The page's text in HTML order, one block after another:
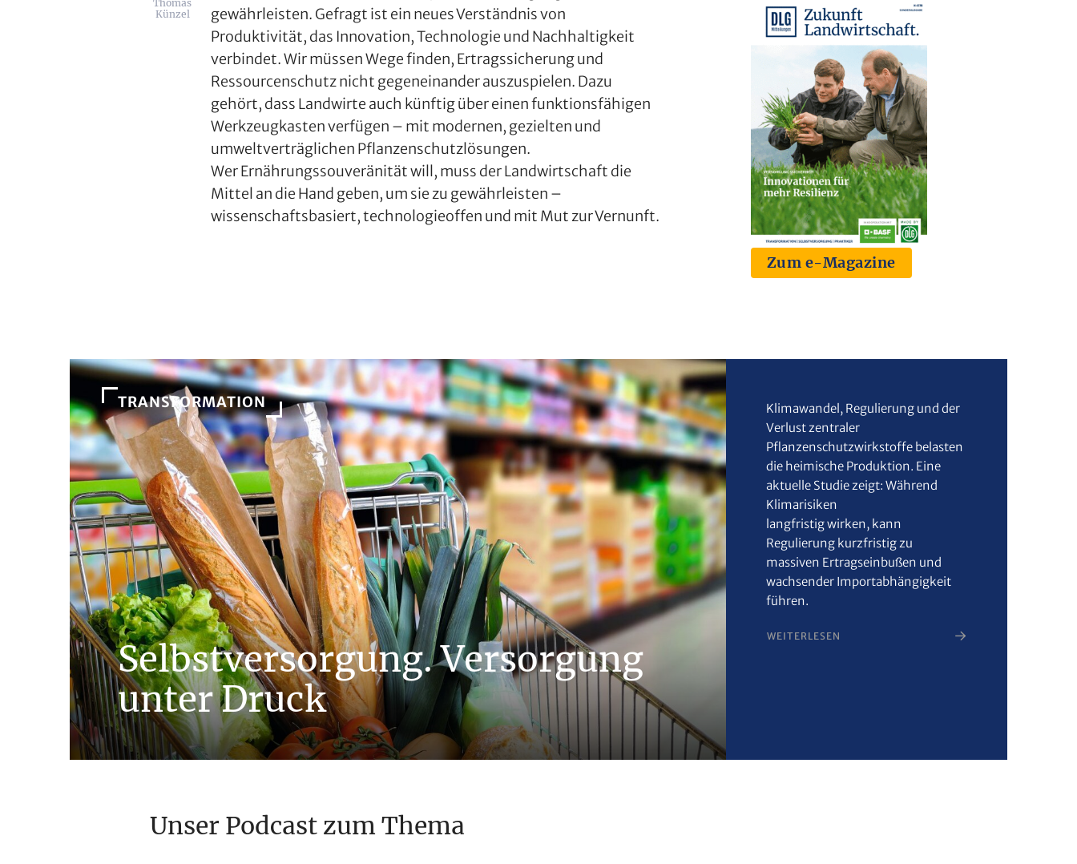
Thomas
Künzel
gewährleisten. Gefragt ist ein neues Verständnis von
Produktivität, das Innovation, Technologie und Nachhaltigkeit
verbindet. Wir müssen Wege finden, Ertragssicherung und
Ressourcenschutz nicht gegeneinander auszuspielen. Dazu
gehört, dass Landwirte auch künftig über einen funktionsfähigen
Werkzeugkasten verfügen – mit modernen, gezielten und
umweltverträglichen Pflanzenschutzlösungen.
Wer Ernährungssouveränität will, muss der Landwirtschaft die
Mittel an die Hand geben, um sie zu gewährleisten –
wissenschaftsbasiert, technologieoffen und mit Mut zur Vernunft.
Zum e-Magazine
TRANSFORMATION
Selbstversorgung. Versorgung
unter Druck
Klimawandel, Regulierung und der
Verlust zentraler
Pflanzenschutzwirkstoffe belasten
die heimische Produktion. Eine
aktuelle Studie zeigt: Während
Klimarisiken
langfristig wirken, kann
Regulierung kurzfristig zu
massiven Ertragseinbußen und
wachsender Importabhängigkeit
führen.
WEITERLESEN
Unser Podcast zum Thema